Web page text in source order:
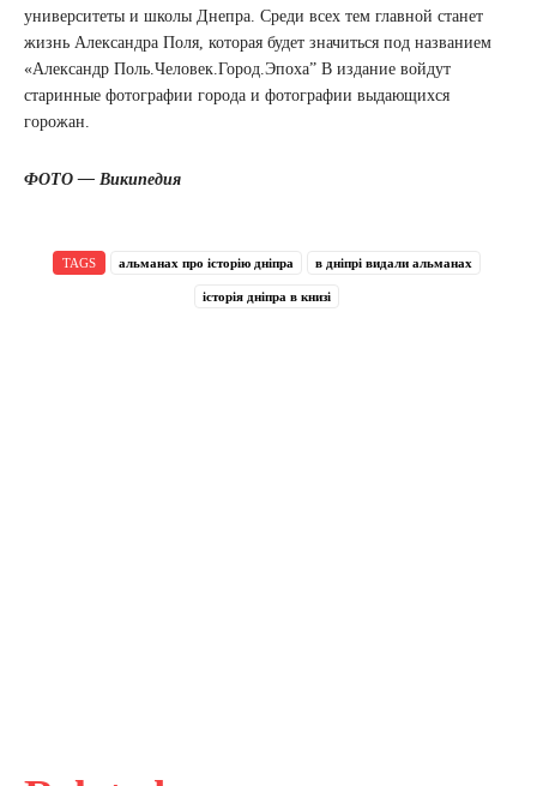
университеты и школы Днепра. Среди всех тем главной станет
жизнь Александра Поля, которая будет значиться под названием
«Александр Поль.Человек.Город.Эпоха” В издание войдут
старинные фотографии города и фотографии выдающихся
горожан.
ФОТО — Википедия
TAGS альманах про історію дніпра в дніпрі видали альманах
історія дніпра в книзі